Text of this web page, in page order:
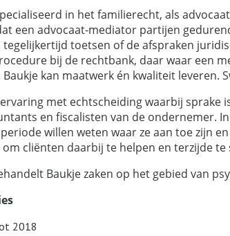
in het familierecht, als
een advocaat-mediator partijen
tegelijkertijd toetsen of de afspraken
bij de rechtbank, daar waar een
Baukje kan maatwerk én kwaliteit leveren.
met echtscheiding waarbij
en fiscalisten van de ondernemer.
willen weten waar ze aan toe zijn
om cliënten daarbij te helpen en terzijde
Baukje zaken op het gebied van
2018